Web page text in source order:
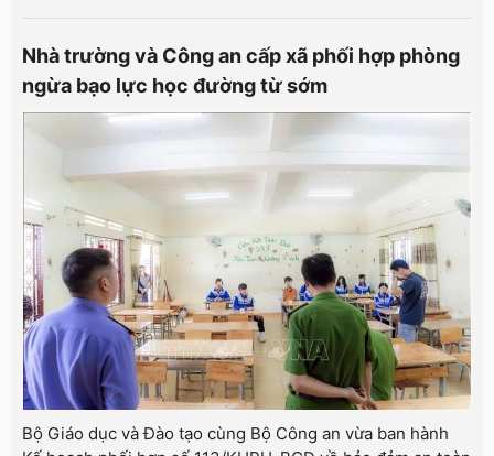
Nhà trường và Công an cấp xã phối hợp phòng
ngừa bạo lực học đường từ sớm
Bộ Giáo dục và Đào tạo cùng Bộ Công an vừa ban hành